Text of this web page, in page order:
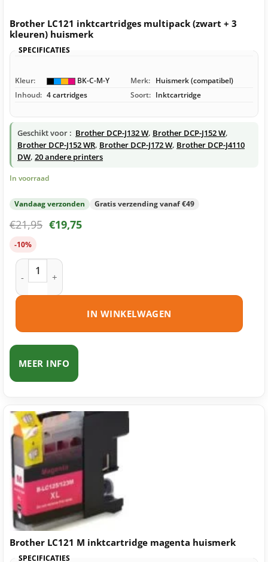
Brother LC121 inktcartridges multipack (zwart + 3
kleuren) huismerk
SPECIFICATIES
Kleur: BK-C-M-Y Merk: Huismerk (compatibel)
Inhoud: 4 cartridges Soort: Inktcartridge
Geschikt voor : Brother DCP-J132 W, Brother DCP-J152 W,
Brother DCP-J152 WR, Brother DCP-J172 W, Brother DCP-J4110
DW, 20 andere printers
In voorraad
Vandaag verzonden Gratis verzending vanaf €49
€21,95 €19,75
-10%
Brother LC121 inktcartridges multipack (zwart + 3 kleuren)
IN WINKELWAGEN
MEER INFO
Brother LC121 M inktcartridge magenta huismerk
SPECIFICATIES